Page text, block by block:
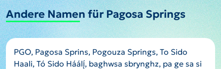
Andere Namen für Pagosa Springs
PGO, Pagosa Sprins, Pogouza Springs, To Sido
Haali, Tó Sido Háálį́, baghwsa sbrynghz, pa ge sa si